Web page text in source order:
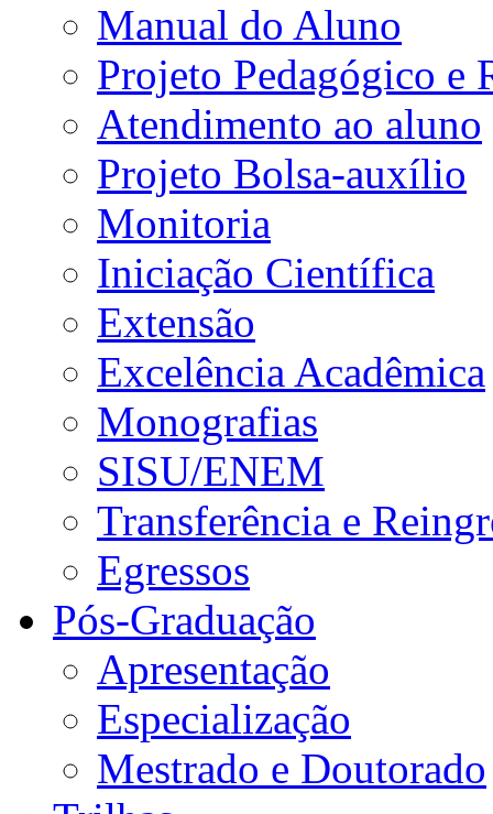
Manual do Aluno
Projeto Pedagógico e
Atendimento ao aluno
Projeto Bolsa-auxílio
Monitoria
Iniciação Científica
Extensão
Excelência Acadêmica
Monografias
SISU/ENEM
Transferência e
Egressos
Pós-Graduação
Apresentação
Especialização
Mestrado e Doutorado